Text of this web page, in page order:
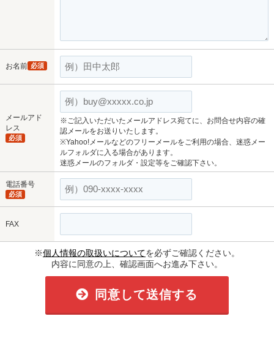
お名前 必須
メールアド
レス
必須
※ご記入いただいたメールアドレス宛てに、お問合せ内容の確
認メールをお送りいたします。
※Yahoo!メールなどのフリーメールをご利用の場合、迷惑メー
ルフォルダに入る場合があります。
迷惑メールのフォルダ・設定等をご確認下さい。
電話番号
必須
FAX
※個人情報の取扱いについてを必ずご確認ください。
内容に同意の上、確認画面へお進み下さい。
同意して送信する